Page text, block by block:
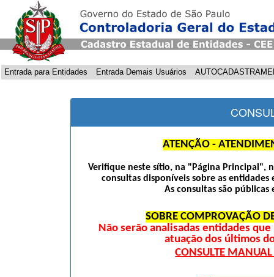
Entrada para Entidades Entrada Demais Usuários
ATENÇÃO -
Verifique neste sítio, na "Página Principal",
consultas disponíveis sobre as entidades
As consultas são públicas
SOBRE COMPROVAÇÃO
Não serão analisadas entidades
atuação dos últimos
CONSULTE